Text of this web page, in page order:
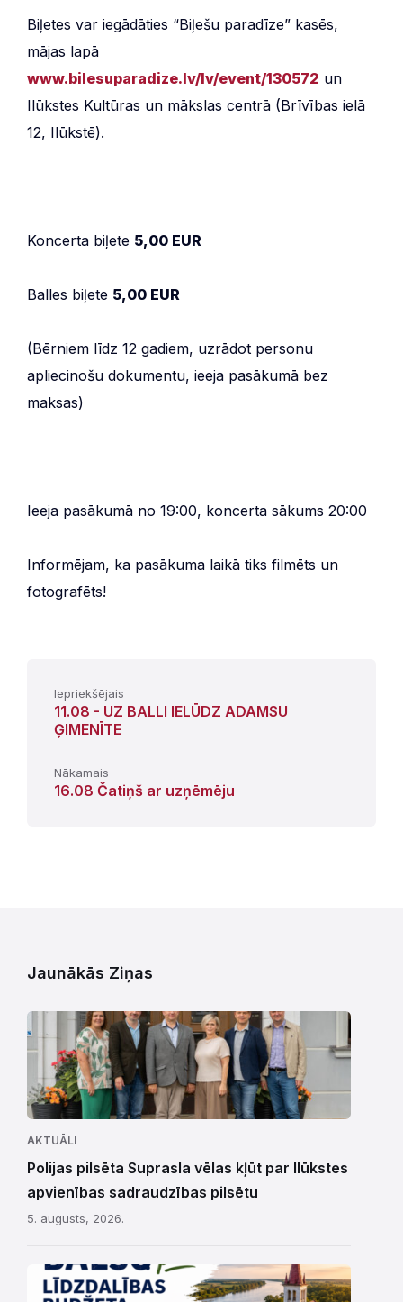
Biļetes var iegādāties “Biļešu paradīze” kasēs,
mājas lapā
www.bilesuparadize.lv/lv/event/130572 un
Ilūkstes Kultūras un mākslas centrā (Brīvības ielā
12, Ilūkstē).
Koncerta biļete 5,00 EUR
Balles biļete 5,00 EUR
(Bērniem līdz 12 gadiem, uzrādot personu
apliecinošu dokumentu, ieeja pasākumā bez
maksas)
Ieeja pasākumā no 19:00, koncerta sākums 20:00
Informējam, ka pasākuma laikā tiks filmēts un
fotografēts!
Iepriekšējais
11.08 - UZ BALLI IELŪDZ ADAMSU
ĢIMENĪTE
Nākamais
16.08 Čatiņš ar uzņēmēju
Jaunākās Ziņas
AKTUĀLI
Polijas pilsēta Suprasla vēlas kļūt par Ilūkstes
apvienības sadraudzības pilsētu
5. augusts, 2026.